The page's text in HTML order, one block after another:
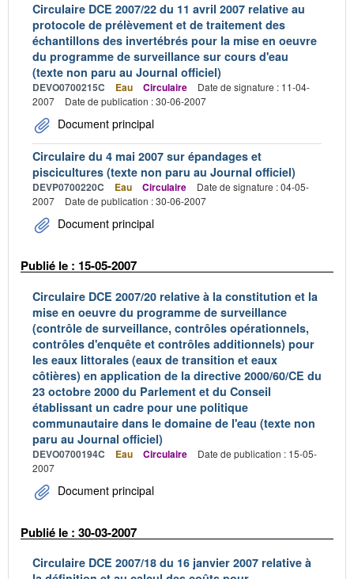
Circulaire DCE 2007/22 du 11 avril 2007 relative au
protocole de prélèvement et de traitement des
échantillons des invertébrés pour la mise en oeuvre
du programme de surveillance sur cours d'eau
(texte non paru au Journal officiel)
DEVO0700215C Eau Circulaire
Date de signature : 11-04-
2007
Date de publication : 30-06-2007
Document principal
Circulaire du 4 mai 2007 sur épandages et
piscicultures (texte non paru au Journal officiel)
DEVP0700220C Eau Circulaire
Date de signature : 04-05-
2007
Date de publication : 30-06-2007
Document principal
Publié le : 15-05-2007
Circulaire DCE 2007/20 relative à la constitution et la
mise en oeuvre du programme de surveillance
(contrôle de surveillance, contrôles opérationnels,
contrôles d'enquête et contrôles additionnels) pour
les eaux littorales (eaux de transition et eaux
côtières) en application de la directive 2000/60/CE du
23 octobre 2000 du Parlement et du Conseil
établissant un cadre pour une politique
communautaire dans le domaine de l'eau (texte non
paru au Journal officiel)
DEVO0700194C Eau Circulaire
Date de publication : 15-05-
2007
Document principal
Publié le : 30-03-2007
Circulaire DCE 2007/18 du 16 janvier 2007 relative à